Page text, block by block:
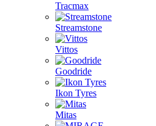
Tracmax
Streamstone
Vittos
Goodride
Ikon Tyres
Mitas